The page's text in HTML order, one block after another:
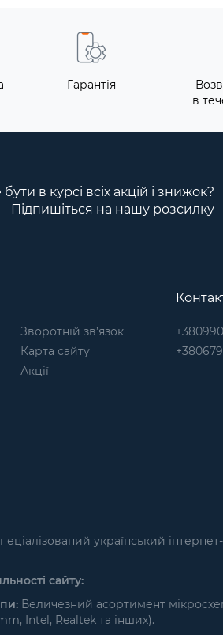
Гарантія
в
в курсі всіх акцій і знижок?
Підпишіться на нашу розсилку
Зворотній зв’язок
Карта сайту
Акції
український
сайту:
Величезний асортимент
Intel, Realtek та інших).